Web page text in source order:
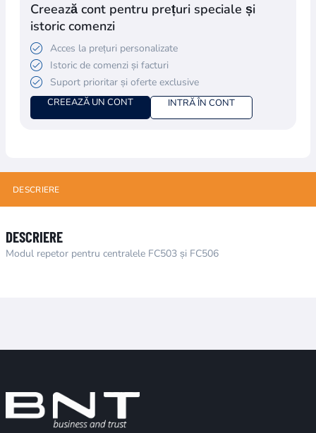
Creează cont pentru prețuri speciale și
istoric comenzi
Acces la prețuri personalizate
Istoric de comenzi și facturi
Suport prioritar și oferte exclusive
CREEAZĂ UN CONT INTRĂ ÎN CONT
DESCRIERE
DESCRIERE
Modul repetor pentru centralele FC503 și FC506